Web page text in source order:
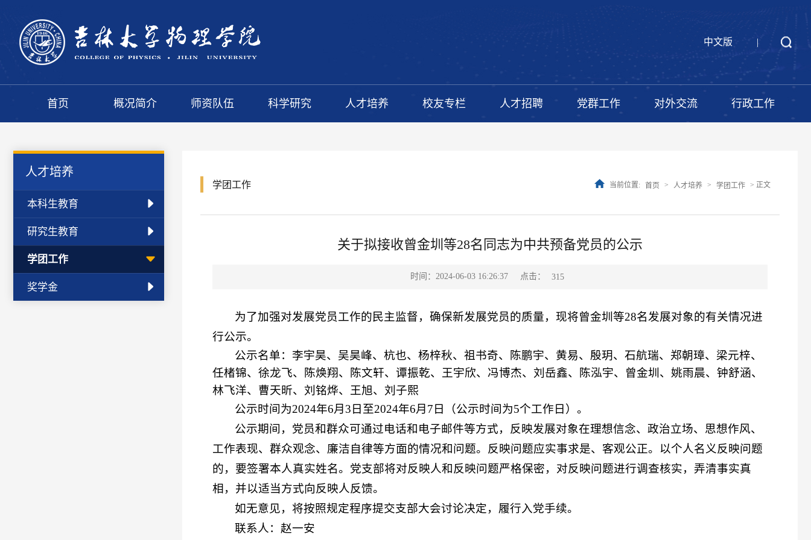
中文版 |
首页 概况简介 师资队伍 科学研究 人才培养 校友专栏 人才招聘 党群工作 对外交流 行政工作
人才培养
本科生教育
研究生教育
学团工作
奖学金
学团工作 当前位置: 首页 > 人才培养 > 学团工作 > 正文
关于拟接收曾金圳等28名同志为中共预备党员的公示
时间：2024-06-03 16:26:37 点击： 315
为了加强对发展党员工作的民主监督，确保新发展党员的质量，现将曾金圳等28名发展对象的有关情况进
行公示。
公示名单：李宇昊、吴昊峰、杭也、杨梓秋、祖书奇、陈鹏宇、黄易、殷玥、石航瑞、郑朝璋、梁元梓、
任楮锦、徐龙飞、陈焕翔、陈文轩、谭振乾、王宇欣、冯博杰、刘岳鑫、陈泓宇、曾金圳、姚雨晨、钟舒涵、
林飞洋、曹天昕、刘铭烨、王旭、刘子熙
公示时间为2024年6月 3日至2024年6月 7日（公示时间为5个工作日）。
公示期间，党员和群众可通过电话和电子邮件等方式，反映发展对象在理想信念、政治立场、思想作风、
工作表现、群众观念、廉洁自律等方面的情况和问题。反映问题应实事求是、客观公正。以个人名义反映问题
的，要签署本人真实姓名。党支部将对反映人和反映问题严格保密，对反映问题进行调查核实，弄清事实真
相，并以适当方式向反映人反馈。
如无意见，将按照规定程序提交支部大会讨论决定，履行入党手续。
联系人：赵一安